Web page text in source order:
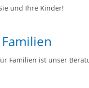
und Ihre Kinder!
Familien ist unser